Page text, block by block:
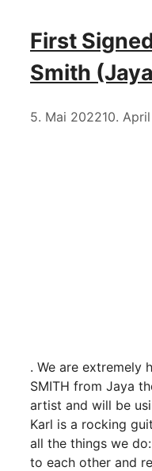
First
Smith
5. Mai 202210.
. We are extremely
SMITH from Jaya
artist and will be
Karl is a rocking
all the things we
to each other and